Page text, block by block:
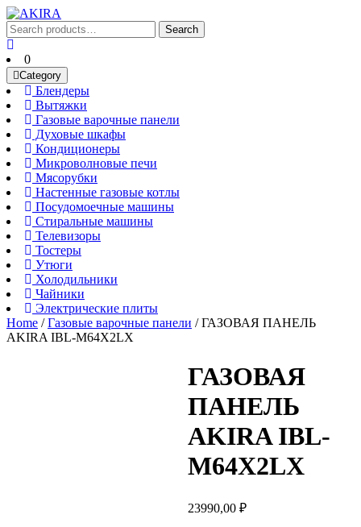
Skip
to
content
Skip
to
content
Search
for:
Search
0
Category
БлендерыБлендеры
Вытяжки
Газовые варочные панели
Духовые шкафыДуховые
КондиционерыКондиционеры
Микроволновые печи
Мясорубки
Настенные газовые котлыНастенные
Посудомоечные машиныПосудомоечные
Стиральные машиныСтиральные
ТелевизорыТелевизоры
ТостерыТостеры
Утюги
Холодильники
Чайники
Электрические плитыЭлектрические
плиты
Home /Газовые варочные панели / ГАЗОВАЯ ПАНЕЛЬ
AKIRA IBL-M64X2LX
ГАЗОВАЯ
ПАНЕЛЬ
AKIRA IBL-
M64X2LX
23990,00 ₽